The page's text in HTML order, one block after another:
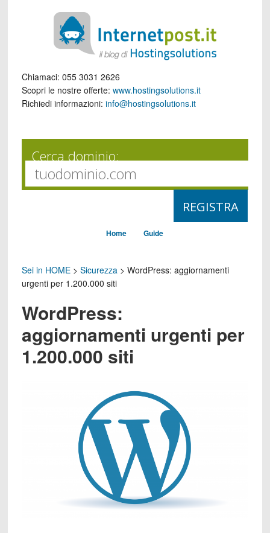
Chiamaci: 055 3031 2626
Scopri le nostre offerte: www.hostingsolutions.it
Richiedi informazioni: info@hostingsolutions.it
Cerca dominio:
Home Guide
Sei in HOME> Sicurezza> WordPress: aggiornamenti
urgenti per 1.200.000 siti
WordPress:
aggiornamenti urgenti per
1.200.000 siti